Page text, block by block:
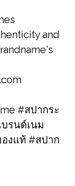
and
#สปากระ
บรนด์เนม
งแท้ #สปาก